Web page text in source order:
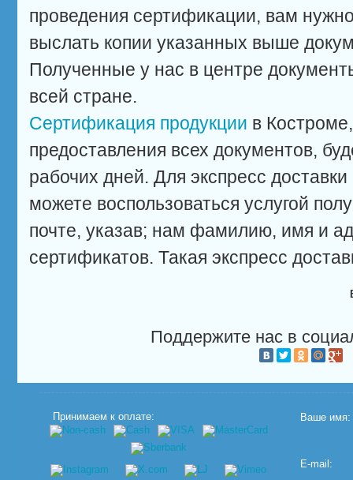
проведения сертификации, вам
выслать копии указанных выше
Полученные у нас в центре
всей стране.
Сертификация продукции в
предоставления всех документов,
рабочих дней. Для экспресс
можете воспользоваться услугой
почте, указав; нам фамилию, имя и
сертификатов. Такая экспресс
Поддержите нас в
Принимаем к оплате: Ваше имя:
E-mail: